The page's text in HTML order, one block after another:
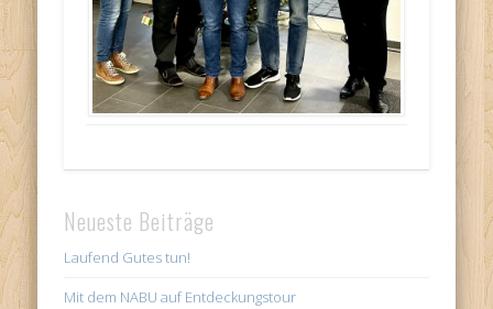
Neueste Beiträge
Laufend Gutes tun!
Mit dem NABU auf Entdeckungstour